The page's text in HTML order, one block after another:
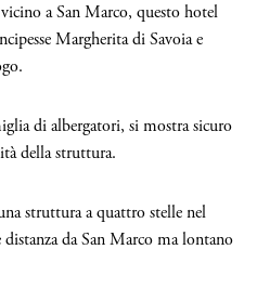
a San Marco, questo hotel
Margherita di Savoia e
di albergatori, si mostra sicuro
della struttura.
struttura a quattro stelle nel
da San Marco ma lontano